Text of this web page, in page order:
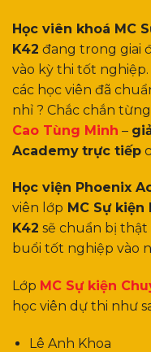
Học viên khoá MC
K42 đang trong giai
vào kỳ thi tốt
các học viên đã
nhỉ ? Chắc chắn
Cao Tùng Minh –
Academy trực tiếp
Học viện Phoenix
viên lớp MC Sự kiện
K42 sẽ chuẩn bị
buổi tốt nghiệp vào
Lớp MC Sự kiện
học viên dự thi như
Lê Anh Khoa